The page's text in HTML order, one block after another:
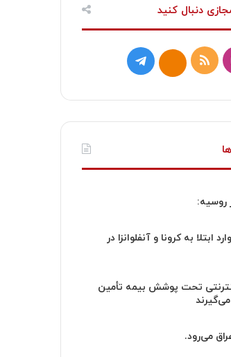
دنبال کنید
س
ت
ا
م
خ
ک
ت
ا
روسیه:
ابتلا به کرونا و آنفلوانزا در
تحت پوشش بیمه تأمین
می‌رود.